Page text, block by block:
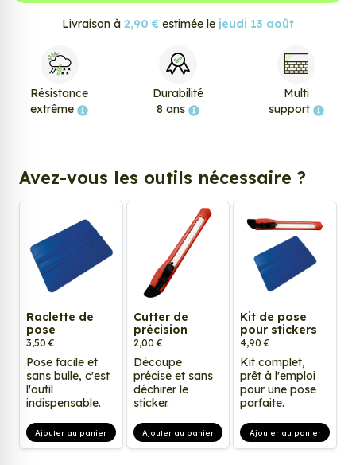
Livraison à 2,90 € estimée le jeudi 13 août
Résistance
extrême
Durabilité
8 ans
Multi
support
Avez-vous les outils nécessaire ?
Raclette de
pose
3,50 €
Pose facile et
sans bulle, c'est
l'outil
indispensable.
Ajouter au panier
Cutter de
précision
2,00 €
Découpe
précise et sans
déchirer le
sticker.
Ajouter au panier
Kit de pose
pour stickers
4,90 €
Kit complet,
prêt à l'emploi
pour une pose
parfaite.
Ajouter au panier